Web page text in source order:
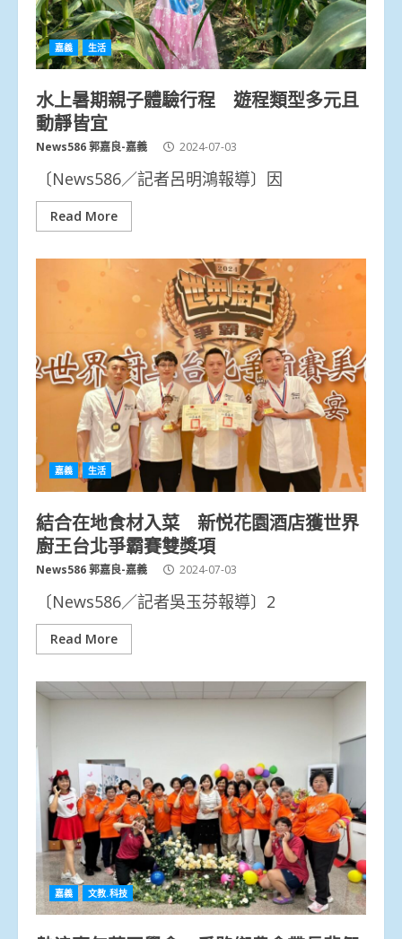
嘉義 生活
水上暑期親子體驗行程 遊程類型多元且
動靜皆宜
News586 郭嘉良-嘉義 2024-07-03
〔News586／記者呂明鴻報導〕因
Read More
嘉義 生活
結合在地食材入菜 新悦花園酒店獲世界
廚王台北爭霸賽雙獎項
News586 郭嘉良-嘉義 2024-07-03
〔News586／記者吳玉芬報導〕2
Read More
嘉義 文教.科技